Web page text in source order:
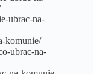
ubrac-na-
komunie/
ubrac-na-